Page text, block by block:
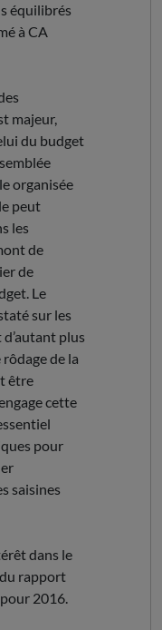
équilibrés
à CA
majeur,
du budget
organisée
peut
les
de
de
Le
sur les
plus
de la
être
cette
pour
saisines
dans le
rapport
2016.